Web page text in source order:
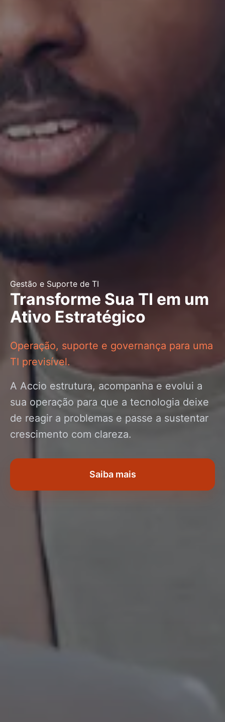
Gestão e Suporte de TI
Transforme Sua TI em um
Ativo Estratégico
Operação, suporte e governança para uma
TI previsível.
A Accio estrutura, acompanha e evolui a
sua operação para que a tecnologia deixe
de reagir a problemas e passe a sustentar
crescimento com clareza.
Saiba mais